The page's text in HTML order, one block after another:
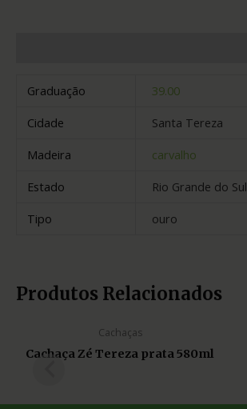
Graduação
39.00
Cidade
Santa Tereza
Madeira
carvalho
Estado
Rio Grande do Sul
Tipo
ouro
Produtos Relacionados
Cachaças
Cachaça Zé Tereza prata 580ml